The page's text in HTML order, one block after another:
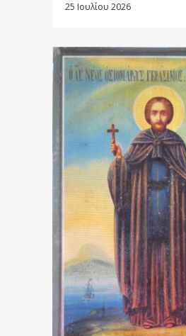
25 Ιουλίου 2026